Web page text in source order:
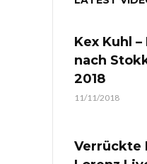
Kex Kuhl
nach
2018
11/11/2018
Verrückte